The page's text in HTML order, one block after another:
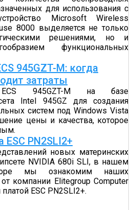
для использования с
Microsoft Wireless
8000 выделяется не только
решениями, но и
функциональных
945GZT-M: когда
затраты
945GZT-M на базе
Intel 945GZ для создания
систем под Windows Vista
цены и качества, которое
PN2SLI2+
новых материнских
NVIDIA 680i SLI, в нашем
мы ознакомим наших
компании Elitegroup Computer
ESC PN2SLI2+.